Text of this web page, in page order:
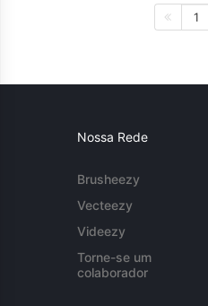
1
Nossa Rede
Brusheezy
Vecteezy
Videezy
Torne-se um
colaborador